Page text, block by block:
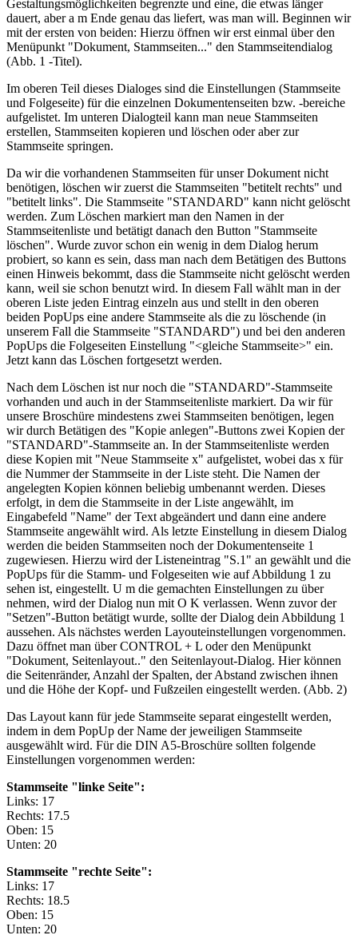
Gestaltungsmöglichkeiten begrenzte und eine, die etwas länger
dauert, aber a m Ende genau das liefert, was man will. Beginnen wir
mit der ersten von beiden: Hierzu öffnen wir erst einmal über den
Menüpunkt "Dokument, Stammseiten..." den Stammseitendialog
(Abb. 1 -Titel).
Im oberen Teil dieses Dialoges sind die Einstellungen (Stammseite
und Folgeseite) für die einzelnen Dokumentenseiten bzw. -bereiche
aufgelistet. Im unteren Dialogteil kann man neue Stammseiten
erstellen, Stammseiten kopieren und löschen oder aber zur
Stammseite springen.
Da wir die vorhandenen Stammseiten für unser Dokument nicht
benötigen, löschen wir zuerst die Stammseiten "betitelt rechts" und
"betitelt links". Die Stammseite "STANDARD" kann nicht gelöscht
werden. Zum Löschen markiert man den Namen in der
Stammseitenliste und betätigt danach den Button "Stammseite
löschen". Wurde zuvor schon ein wenig in dem Dialog herum
probiert, so kann es sein, dass man nach dem Betätigen des Buttons
einen Hinweis bekommt, dass die Stammseite nicht gelöscht werden
kann, weil sie schon benutzt wird. In diesem Fall wählt man in der
oberen Liste jeden Eintrag einzeln aus und stellt in den oberen
beiden PopUps eine andere Stammseite als die zu löschende (in
unserem Fall die Stammseite "STANDARD") und bei den anderen
PopUps die Folgeseiten Einstellung "<gleiche Stammseite>" ein.
Jetzt kann das Löschen fortgesetzt werden.
Nach dem Löschen ist nur noch die "STANDARD"-Stammseite
vorhanden und auch in der Stammseitenliste markiert. Da wir für
unsere Broschüre mindestens zwei Stammseiten benötigen, legen
wir durch Betätigen des "Kopie anlegen"-Buttons zwei Kopien der
"STANDARD"-Stammseite an. In der Stammseitenliste werden
diese Kopien mit "Neue Stammseite x" aufgelistet, wobei das x für
die Nummer der Stammseite in der Liste steht. Die Namen der
angelegten Kopien können beliebig umbenannt werden. Dieses
erfolgt, in dem die Stammseite in der Liste angewählt, im
Eingabefeld "Name" der Text abgeändert und dann eine andere
Stammseite angewählt wird. Als letzte Einstellung in diesem Dialog
werden die beiden Stammseiten noch der Dokumentenseite 1
zugewiesen. Hierzu wird der Listeneintrag "S.1" an gewählt und die
PopUps für die Stamm- und Folgeseiten wie auf Abbildung 1 zu
sehen ist, eingestellt. U m die gemachten Einstellungen zu über
nehmen, wird der Dialog nun mit O K verlassen. Wenn zuvor der
"Setzen"-Button betätigt wurde, sollte der Dialog dein Abbildung 1
aussehen. Als nächstes werden Layouteinstellungen vorgenommen.
Dazu öffnet man über CONTROL + L oder den Menüpunkt
"Dokument, Seitenlayout.." den Seitenlayout-Dialog. Hier können
die Seitenränder, Anzahl der Spalten, der Abstand zwischen ihnen
und die Höhe der Kopf- und Fußzeilen eingestellt werden. (Abb. 2)
Das Layout kann für jede Stammseite separat eingestellt werden,
indem in dem PopUp der Name der jeweiligen Stammseite
ausgewählt wird. Für die DIN A5-Broschüre sollten folgende
Einstellungen vorgenommen werden:
Stammseite "linke Seite":
Links: 17
Rechts: 17.5
Oben: 15
Unten: 20
Stammseite "rechte Seite":
Links: 17
Rechts: 18.5
Oben: 15
Unten: 20